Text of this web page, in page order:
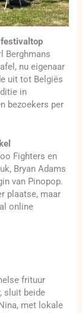
Berghmans
nu eigenaar
uit tot Belgiës
in
bezoekers per
Fighters en
Bryan Adams
van Pinopop.
plaatse, maar
online
frituur
sluit beide
met lokale